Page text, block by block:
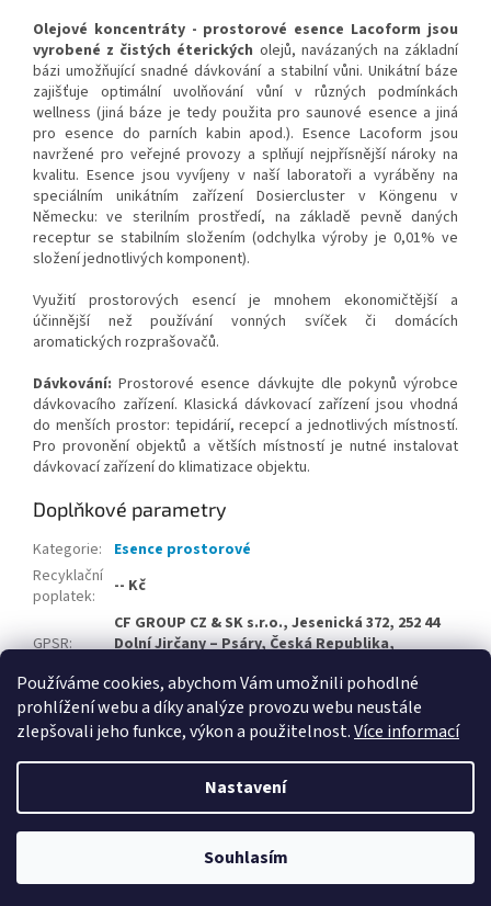
Používáme cookies, abychom Vám umožnili pohodlné
prohlížení webu a díky analýze provozu webu neustále
zlepšovali jeho funkce, výkon a použitelnost.Více informací
Nastavení
Souhlasím
Olejové koncentráty - prostorové esence Lacoform jsou
vyrobené z čistých éterických olejů, navázaných na základní
bázi umožňující snadné dávkování a stabilní vůni. Unikátní báze
zajišťuje optimální uvolňování vůní v různých podmínkách
wellness (jiná báze je tedy použita pro saunové esence a jiná
pro esence do parních kabin apod.). Esence Lacoform jsou
navržené pro veřejné provozy a splňují nejpřísnější nároky na
kvalitu. Esence jsou vyvíjeny v naší laboratoři a vyráběny na
speciálním unikátním zařízení Dosiercluster v Köngenu v
Německu: ve sterilním prostředí, na základě pevně daných
receptur se stabilním složením (odchylka výroby je 0,01% ve
složení jednotlivých komponent).
Využití prostorových esencí je mnohem ekonomičtější a
účinnější než používání vonných svíček či domácích
aromatických rozprašovačů.
Dávkování: Prostorové esence dávkujte dle pokynů výrobce
dávkovacího zařízení. Klasická dávkovací zařízení jsou vhodná
do menších prostor: tepidárií, recepcí a jednotlivých místností.
Pro provonění objektů a větších místností je nutné instalovat
dávkovací zařízení do klimatizace objektu.
Doplňkové parametry
Kategorie:
Esence prostorové
Recyklační
poplatek: -- Kč
GPSR:
CF GROUP CZ & SK s.r.o., Jesenická 372, 252 44
Dolní Jirčany – Psáry, Česká Republika,
Copyright 2026Velkoobchodní e-shop CF Group CZ & SK.
Všechna práva vyhrazena.